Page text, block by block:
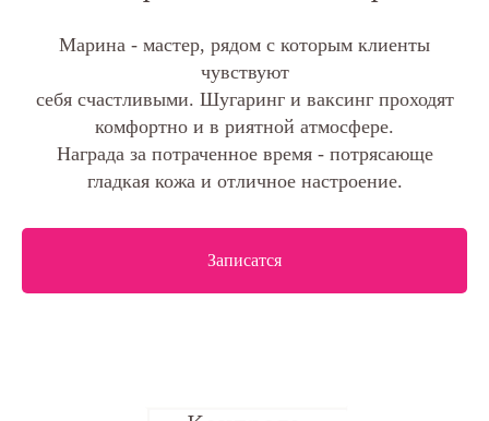
Марина - мастер, рядом с которым клиенты
чувствуют
себя счастливыми. Шугаринг и ваксинг проходят
комфортно и в риятной атмосфере.
Награда за потраченное время - потрясающе
гладкая кожа и отличное настроение.
Записатся